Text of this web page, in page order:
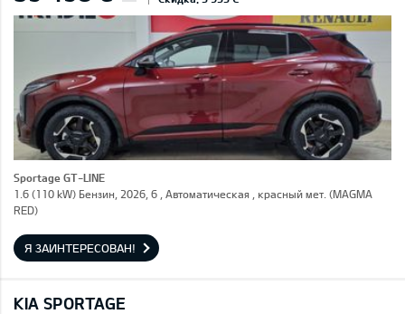
Sportage GT-LINE
1.6 (110 kW) Бензин, 2026, 6 , Автоматическая , красный мет. (MAGMA
RED)
Я ЗАИНТЕРЕСОВАН!
KIA SPORTAGE